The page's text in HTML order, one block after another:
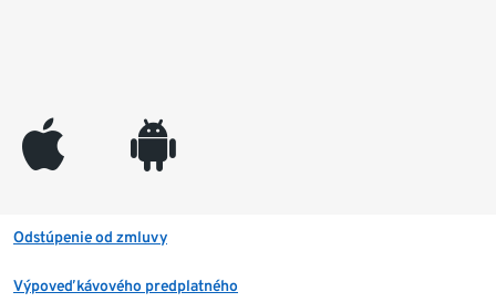
appleinc android
Odstúpenie od zmluvy
Výpoveď kávového predplatného